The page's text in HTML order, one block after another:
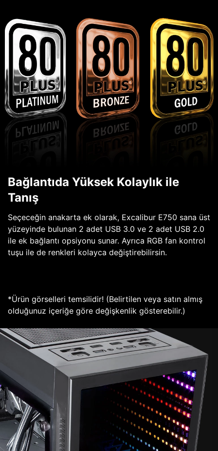
Bağlantıda Yüksek Kolaylık ile
Tanış
Seçeceğin anakarta ek olarak, Excalibur E750 sana üst
yüzeyinde bulunan 2 adet USB 3.0 ve 2 adet USB 2.0
ile ek bağlantı opsiyonu sunar. Ayrıca RGB fan kontrol
tuşu ile de renkleri kolayca değiştirebilirsin.
*Ürün görselleri temsilidir! (Belirtilen veya satın almış
olduğunuz içeriğe göre değişkenlik gösterebilir.)